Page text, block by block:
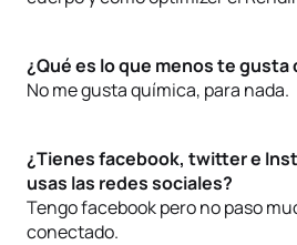
¿Qué es lo que menos te gusta
No me gusta química, para nada.
¿Tienes facebook, twitter e
usas las redes sociales?
Tengo facebook pero no paso
conectado.